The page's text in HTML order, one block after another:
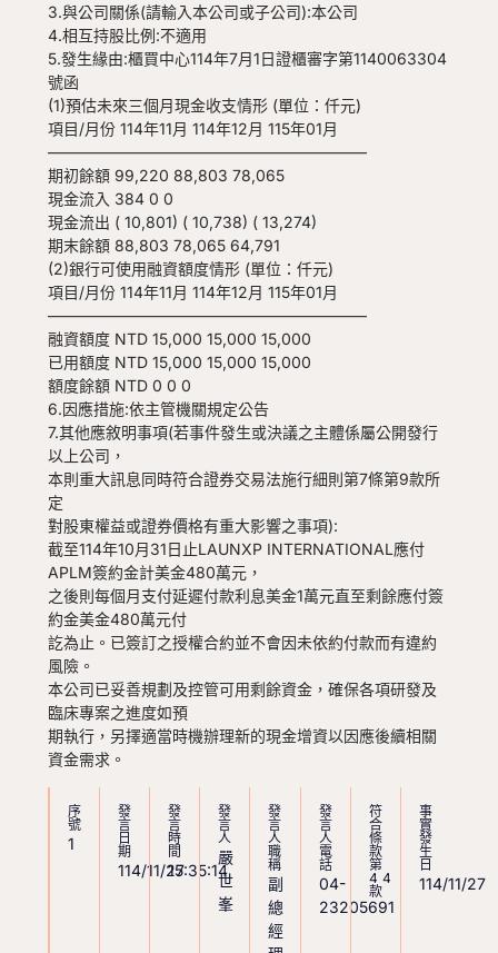
序
號
1
發
言
日
期
114/11/27
發
言
時
間
15:35:14
發
言
人
嚴
世
峯
發
言
人
職
稱
副
總
經
發
言
人
電
話
04-
23205691
符
合
條
款
第
44
款
事
實
發
生
日
114/11/27
3.與公司關係(請輸入本公司或子公司):本公司
4.相互持股比例:不適用
5.發生緣由:櫃買中心114年7月1日證櫃審字第1140063304
號函
(1)預估未來三個月現金收支情形 (單位：仟元)
項目/月份 114年11月 114年12月 115年01月
————————————————————–
期初餘額 99,220 88,803 78,065
現金流入 384 0 0
現金流出 ( 10,801) ( 10,738) ( 13,274)
期末餘額 88,803 78,065 64,791
(2)銀行可使用融資額度情形 (單位：仟元)
項目/月份 114年11月 114年12月 115年01月
————————————————————–
融資額度 NTD 15,000 15,000 15,000
已用額度 NTD 15,000 15,000 15,000
額度餘額 NTD 0 0 0
6.因應措施:依主管機關規定公告
7.其他應敘明事項(若事件發生或決議之主體係屬公開發行
以上公司，
本則重大訊息同時符合證券交易法施行細則第7條第9款所
定
對股東權益或證券價格有重大影響之事項):
截至114年10月31日止LAUNXP INTERNATIONAL應付
APLM簽約金計美金480萬元，
之後則每個月支付延遲付款利息美金1萬元直至剩餘應付簽
約金美金480萬元付
訖為止。已簽訂之授權合約並不會因未依約付款而有違約
風險。
本公司已妥善規劃及控管可用剩餘資金，確保各項研發及
臨床專案之進度如預
期執行，另擇適當時機辦理新的現金增資以因應後續相關
資金需求。